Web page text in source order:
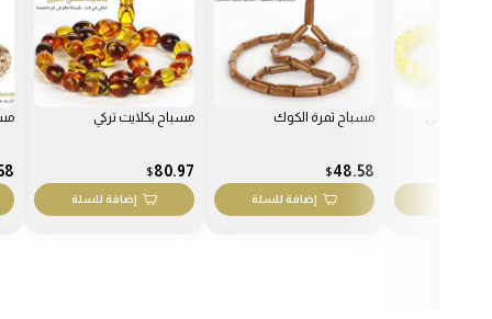
مسباح بكلايت تركي
80.97
$
إضافة للسلة
مسابيح الزنجبيل
48.58
$
إضافة للسلة